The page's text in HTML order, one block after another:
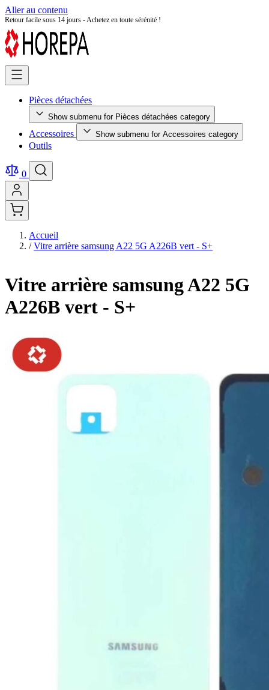
Aller au contenu
Retour facile sous 14 jours - Achetez en toute sérénité !
Pièces détachées
Show submenu for Pièces détachées category
Accessoires Show submenu for Accessoires category
Outils
0
Accueil
/ Vitre arrière samsung A22 5G A226B vert - S+
Vitre arrière samsung A22 5G
A226B vert - S+